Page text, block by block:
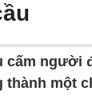
người
thành một